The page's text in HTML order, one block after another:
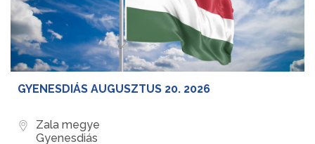
GYENESDIÁS AUGUSZTUS 20. 2026
Zala megye
Gyenesdiás